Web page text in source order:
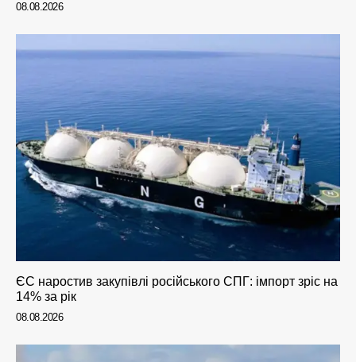
08.08.2026
ЄС наростив закупівлі російського СПГ: імпорт зріс на
14% за рік
08.08.2026